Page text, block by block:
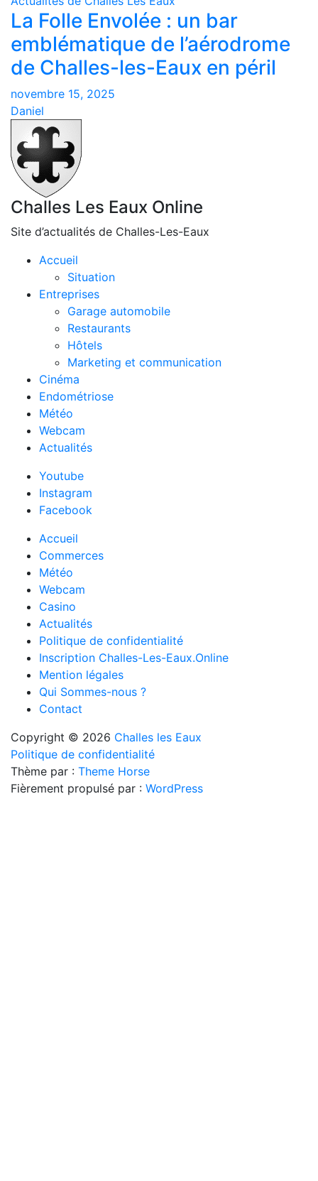
La Folle Envolée : un bar
emblématique de l’aérodrome
de Challes-les-Eaux en péril
novembre 15, 2025
Daniel
Challes Les Eaux Online
Site d’actualités de Challes-Les-Eaux
Accueil
Situation
Entreprises
Garage automobile
Restaurants
Hôtels
Marketing et communication
Cinéma
Endométriose
Météo
Webcam
Actualités
Youtube
Instagram
Facebook
Accueil
Commerces
Météo
Webcam
Casino
Actualités
Politique de confidentialité
Inscription Challes-Les-Eaux.Online
Mention légales
Qui Sommes-nous ?
Contact
Copyright © 2026 Challes les Eaux
Politique de confidentialité
Thème par : Theme Horse
Fièrement propulsé par : WordPress